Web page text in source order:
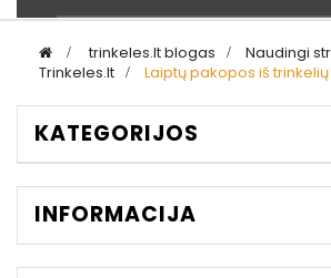
> trinkeles.lt blogas >
Naudingi
Trinkeles.lt > Laiptų pakopos iš trinkelių
KATEGORIJOS
INFORMACIJA